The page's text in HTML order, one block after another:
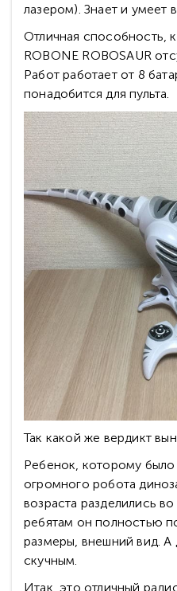
лазером). Знает и умеет
Отличная способность,
ROBONE ROBOSAUR
Работ работает от 8
понадобится для пульта.
Так какой же вердикт
Ребенок, которому было
огромного робота
возраста разделились
ребятам он полностью
размеры, внешний вид. А
скучным.
Итак, это отличный